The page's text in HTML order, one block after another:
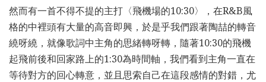
然而有一首不得不提的主打〈飛機場的10:30〉，在R&B風
格的中裡頭有大量的高音即興，於是乎我們跟著陶喆的轉音
繞呀繞，就像歌詞中主角的思緒轉呀轉，隨著10:30的飛機
起飛前後和回家路上的1:30為時間軸，我們看到主角一直在
等待對方的回心轉意，並且思索自己在這段感情的對錯，尤